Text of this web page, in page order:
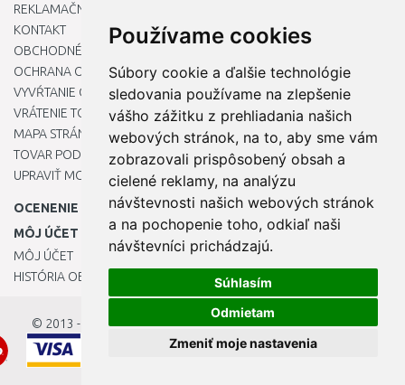
Používame cookies
Súbory cookie a ďalšie technológie
sledovania používame na zlepšenie
vášho zážitku z prehliadania našich
webových stránok, na to, aby sme vám
zobrazovali prispôsobený obsah a
cielené reklamy, na analýzu
návštevnosti našich webových stránok
a na pochopenie toho, odkiaľ naši
návštevníci prichádzajú.
Súhlasím
Odmietam
Zmeniť moje nastavenia
REKLAMAČNÝ PORIADOK
KONTAKT
OBCHODNÉ PODMIENKY
OCHRANA OSOBNÝCH ÚDAJOV
VYVŔTANIE OTVORU DO DREZU PRE KUCHYNSKÚ BATÉRIU
VRÁTENIE TOVARU / REKLAMÁCIE
MAPA STRÁNOK
TOVAR PODĽA ZNAČIEK
UPRAVIŤ MOJE PREDVOĽBY COOKIES
OCENENIE
MÔJ ÚČET
MÔJ ÚČET
HISTÓRIA OBJEDNÁVOK
© 2013 - 2026OKmarket.sk